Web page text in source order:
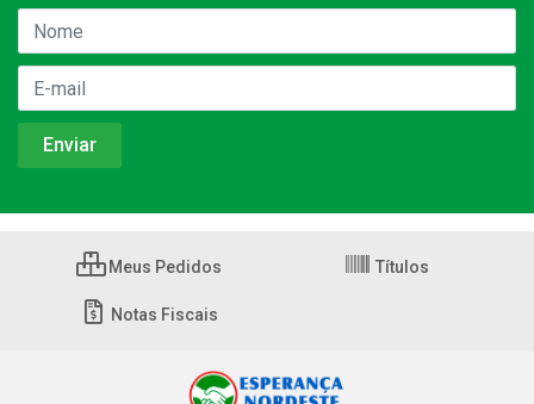
Meus Pedidos Títulos
Notas Fiscais